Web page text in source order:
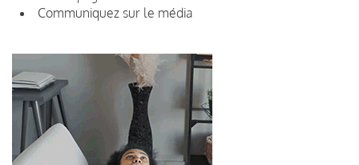
Communiquez sur le média